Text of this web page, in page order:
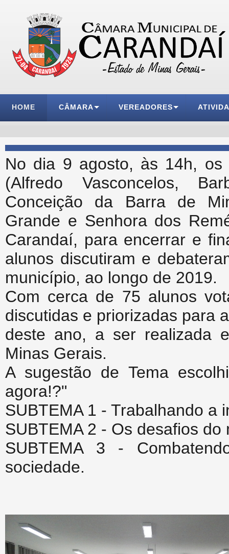
HOME CÂMARA VEREADORES
No dia 9 agosto, às 14h, os
(Alfredo Vasconcelos,
Conceição da Barra de
Grande e Senhora dos
Carandaí, para encerrar e
alunos discutiram e
município, ao longo de 2019.
Com cerca de 75 alunos
discutidas e priorizadas para
deste ano, a ser realizada
Minas Gerais.
A sugestão de Tema
agora!?"
SUBTEMA 1 - Trabalhando a
SUBTEMA 2 - Os desafios
SUBTEMA 3 -
sociedade.